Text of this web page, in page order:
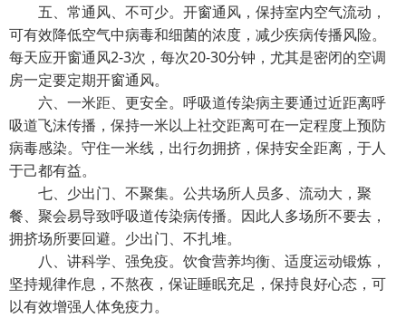
五、常通风、不可少。开窗通风，保持室内空气流动，
可有效降低空气中病毒和细菌的浓度，减少疾病传播风险。
每天应开窗通风2-3次，每次20-30分钟，尤其是密闭的空调
房一定要定期开窗通风。
六、一米距、更安全。呼吸道传染病主要通过近距离呼
吸道飞沫传播，保持一米以上社交距离可在一定程度上预防
病毒感染。守住一米线，出行勿拥挤，保持安全距离，于人
于己都有益。
七、少出门、不聚集。公共场所人员多、流动大，聚
餐、聚会易导致呼吸道传染病传播。因此人多场所不要去，
拥挤场所要回避。少出门、不扎堆。
八、讲科学、强免疫。饮食营养均衡、适度运动锻炼，
坚持规律作息，不熬夜，保证睡眠充足，保持良好心态，可
以有效增强人体免疫力。